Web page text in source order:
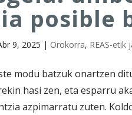
posible
9, 2025 | Orokorra, REAS-etik
modu batzuk onartzen
hasi zen, eta esparru
azpimarratu zuten.